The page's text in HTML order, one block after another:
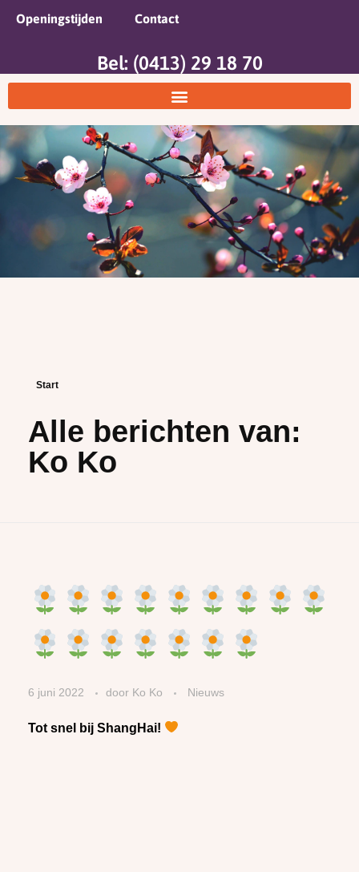
Openingstijden Contact
Bel: (0413) 29 18 70
Start
Alle berichten van:
Ko Ko
6 juni 2022 door Ko Ko Nieuws
Tot snel bij ShangHai!